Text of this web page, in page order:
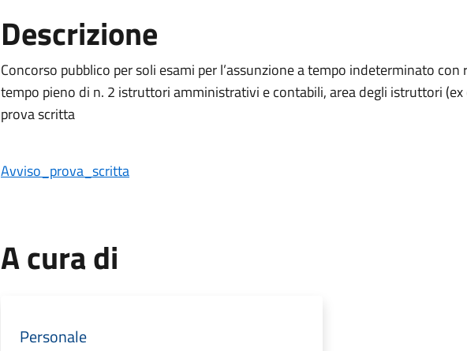
Descrizione
Concorso pubblico per soli esami per l’assunzione a tempo indeterminato
tempo pieno di n. 2 istruttori amministrativi e contabili, area degli istruttori (ex
prova scritta
Avviso_prova_scritta
A cura di
Personale